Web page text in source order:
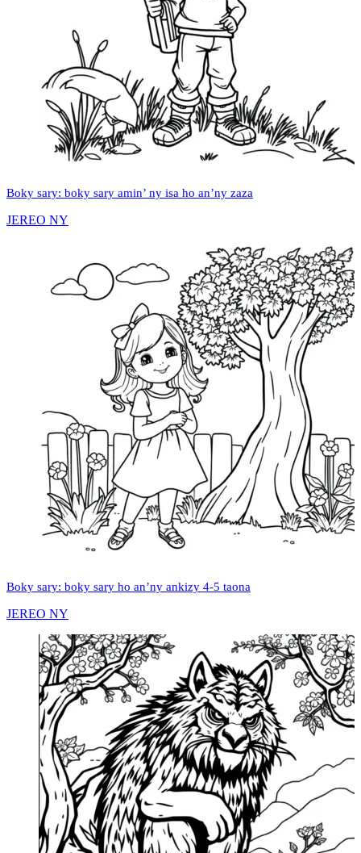
Boky sary: boky sary amin’ ny isa ho an’ny zaza
JEREO NY
Boky sary: boky sary ho an’ny ankizy 4-5 taona
JEREO NY